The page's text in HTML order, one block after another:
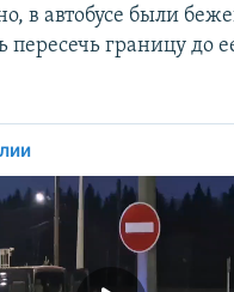
в автобусе были
пересечь границу до